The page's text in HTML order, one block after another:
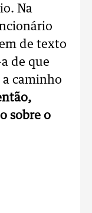
Na
de texto
de que
a caminho
sobre o